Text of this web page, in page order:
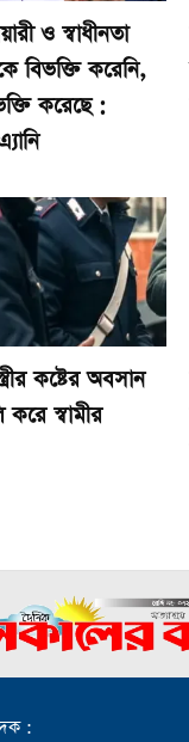
ও স্বাধীনতা
বিভক্তি করেনি,
করেছে :
কষ্টের অবসান
স্বামীর
: